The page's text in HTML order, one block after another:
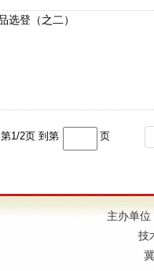
选登（之二）
第1/2页 到第 页
主办单
技